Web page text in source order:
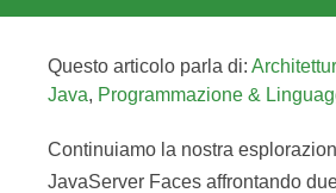
Questo articolo parla di:
Java, Programmazione &
Continuiamo la nostra
JavaServer Faces affrontando